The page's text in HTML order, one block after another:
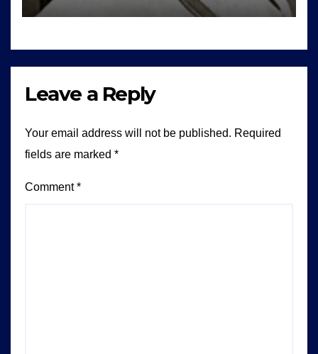
Leave a Reply
Your email address will not be published. Required
fields are marked *
Comment*